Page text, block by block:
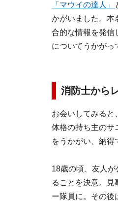
「マウイの達人」
かがいました。本
合的な情報を発信
についてうかがっ
消防士から
お会いしてみると
体格の持ち主のサ
をうかがい、納得
18歳の頃、友人
ることを決意。見
ー隊員に。その後